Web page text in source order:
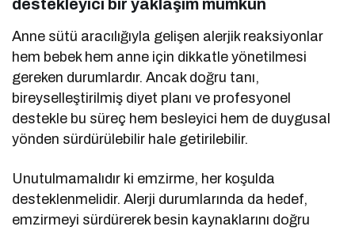
destekleyici bir yaklaşım mümkün
Anne sütü aracılığıyla gelişen alerjik reaksiyonlar
hem bebek hem anne için dikkatle yönetilmesi
gereken durumlardır. Ancak doğru tanı,
bireyselleştirilmiş diyet planı ve profesyonel
destekle bu süreç hem besleyici hem de duygusal
yönden sürdürülebilir hale getirilebilir.
Unutulmamalıdır ki emzirme, her koşulda
desteklenmelidir. Alerji durumlarında da hedef,
emzirmeyi sürdürerek besin kaynaklarını doğru